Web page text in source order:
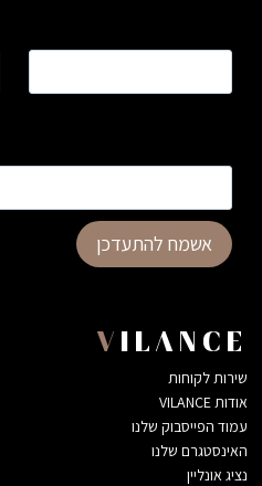
אשמח להתעדכן
VILANCE
שירות לקוחות
אודות VILANCE
עמוד הפייסבוק שלנו
האינסטגרם שלנו
נציג אונליין